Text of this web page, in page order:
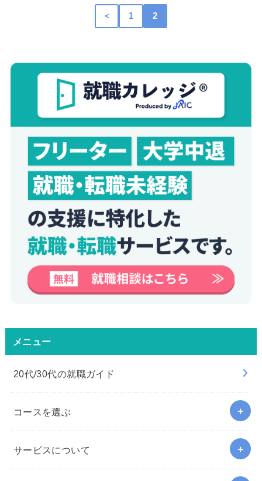
＜ 1 2
メニュー
20代/30代の就職ガイド
コースを選ぶ
サービスについて